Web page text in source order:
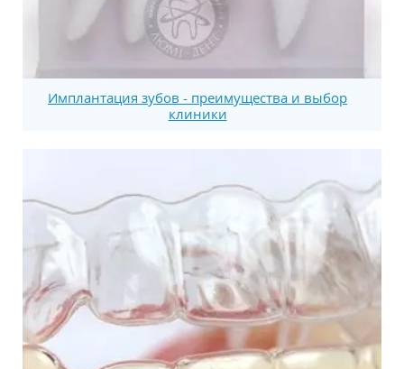
Имплантация зубов - преимущества и выбор
клиники